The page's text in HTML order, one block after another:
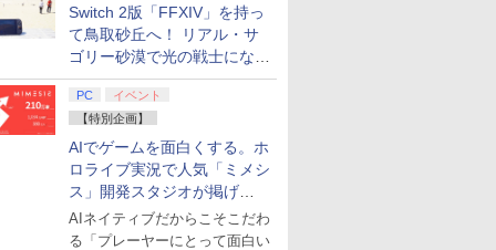
Switch 2版「FFXIV」を持っ
て鳥取砂丘へ！ リアル・サ
ゴリー砂漠で光の戦士になっ
てみた
PC
イベント
【特別企画】
AIでゲームを面白くする。ホ
ロライブ実況で人気「ミメシ
ス」開発スタジオが掲げ
る“AI活用の信念”とは？【講
演レポート】
AIネイティブだからこそこだわ
る「プレーヤーにとって面白い